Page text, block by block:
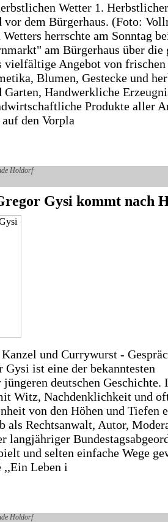
Wetter 1. Herbstlicher
vor dem Bürgerhaus. (Foto:
Wetters herrschte am Sonntag
am Bürgerhaus über die
vielfältige Angebot von frischen
Blumen, Gestecke und
Handwerkliche
Produkte aller
den Vorpla
Holdorf
Gysi kommt nach
und Currywurst -
ist eine der bekanntesten
deutschen Geschichte.
Witz, Nachdenklichkeit und
von den Höhen und Tiefen
als Rechtsanwalt, Autor,
langjähriger
und selten einfache Wege
Leben i
Holdorf